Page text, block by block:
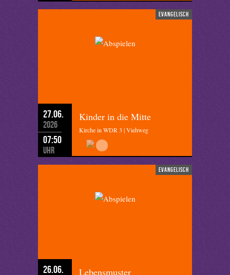
evangelisch
27.06.
2026
07:50
Uhr
Kinder in die Mitte
Kirche in WDR 3 | Viehweg
evangelisch
26.06. Lebensmuster